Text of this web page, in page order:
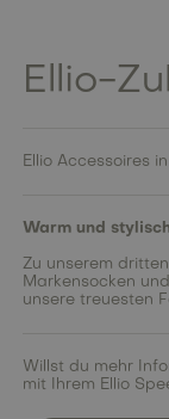
Ellio-
Ellio Accessoires
Warm und
Zu unserem
Markensocken
unsere treuesten
Willst du mehr
mit Ihrem Ellio